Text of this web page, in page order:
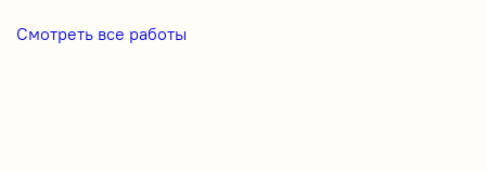
Смотреть все работы